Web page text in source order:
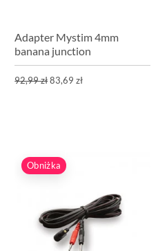
Adapter Mystim 4mm
banana junction
92,99 zł83,69 zł
Obniżka